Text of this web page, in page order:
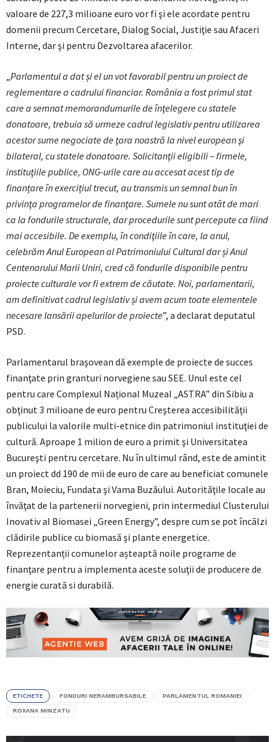
valoare de 227,3 milioane euro vor fi şi ele acordate pentru
domenii precum Cercetare, Dialog Social, Justiţie sau Afaceri
Interne, dar şi pentru Dezvoltarea afacerilor.
„Parlamentul a dat și el un vot favorabil pentru un proiect de
reglementare a cadrului financiar. România a fost primul stat
care a semnat memorandumurile de înţelegere cu statele
donatoare, trebuia să urmeze cadrul legislativ pentru utilizarea
acestor sume negociate de ţara noastră la nivel european şi
bilateral, cu statele donatoare. Solicitanţii eligibili – firmele,
instituţiile publice, ONG-urile care au accesat acest tip de
finanțare în exercițiul trecut, au transmis un semnal bun în
privinţa programelor de finanţare. Sumele nu sunt atât de mari
ca la fondurile structurale, dar procedurile sunt percepute ca fiind
mai accesibile. De exemplu, în condiţiile în care, la anul,
celebrăm Anul European al Patrimoniului Cultural dar și Anul
Centenarului Marii Uniri, cred că fondurile disponibile pentru
proiecte culturale vor fi extrem de căutate. Noi, parlamentarii,
am definitivat cadrul legislativ și avem acum toate elementele
necesare lansării apelurilor de proiecte”, a declarat deputatul
PSD.
Parlamentarul braşovean dă exemple de proiecte de succes
finanţate prin granturi norvegiene sau SEE. Unul este cel
pentru care Complexul Național Muzeal „ASTRA” din Sibiu a
obţinut 3 milioane de euro pentru Creşterea accesibilităţii
publicului la valorile multi-etnice din patrimoniul instituţiei de
cultură. Aproape 1 milion de euro a primit şi Universitatea
Bucureşti pentru cercetare. Nu în ultimul rând, este de amintit
un proiect dd 190 de mii de euro de care au beneficiat comunele
Bran, Moieciu, Fundata şi Vama Buzăului. Autorităţile locale au
învăţat de la partenerii norvegieni, prin intermediul Clusterului
Inovativ al Biomasei „Green Energy”, despre cum se pot încãlzi
clădirile publice cu biomasă şi plante energetice.
Reprezentanții comunelor așteaptă noile programe de
finanţare pentru a implementa aceste soluţii de producere de
energie curatã si durabilă.
ETICHETE FONDURI NERAMBURSABILE PARLAMENTUL ROMANIEI
ROXANA MINZATU